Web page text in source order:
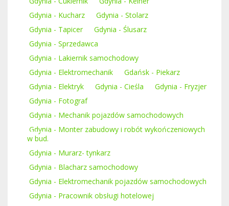
Gdynia - Kucharz
Gdynia - Stolarz
Gdynia - Tapicer
Gdynia - Ślusarz
Gdynia - Sprzedawca
Gdynia - Lakiernik samochodowy
Gdynia - Elektromechanik
Gdańsk - Piekarz
Gdynia - Elektryk
Gdynia - Cieśla
Gdynia - Fryzjer
Gdynia - Fotograf
Gdynia - Mechanik pojazdów samochodowych
Gdynia - Monter zabudowy i robót wykończeniowych
w bud.
Gdynia - Murarz- tynkarz
Gdynia - Blacharz samochodowy
Gdynia - Elektromechanik pojazdów samochodowych
Gdynia - Pracownik obsługi hotelowej